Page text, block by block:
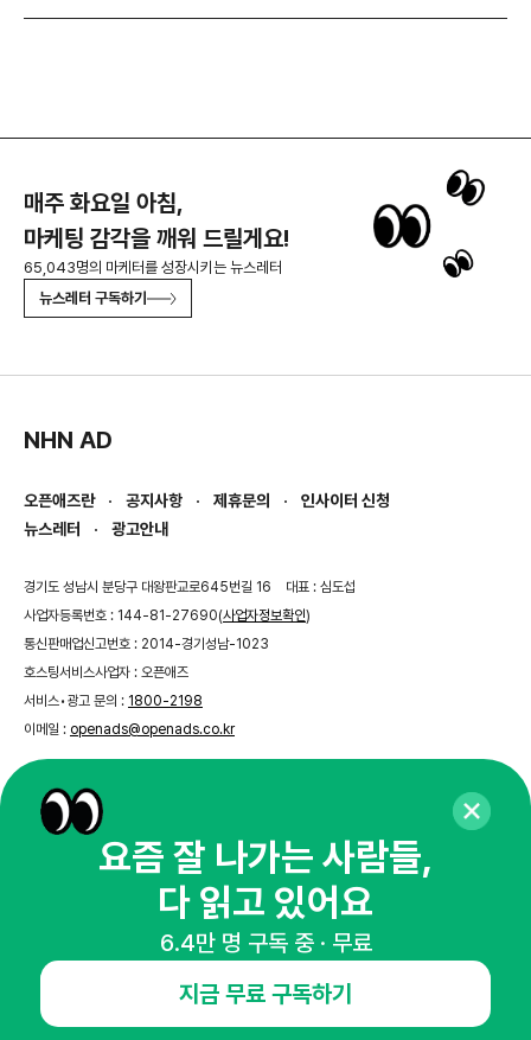
매주 화요일 아침,
마케팅 감각을 깨워 드릴게요!
65,043명의 마케터를 성장시키는 뉴스레터
뉴스레터 구독하기
NHN AD
오픈애즈란 공지사항 제휴문의
인사이터 신청
뉴스레터
광고안내
경기도 성남시 분당구 대왕판교로645번길 16
대표 : 심도섭
사업자등록번호 : 144-81-27690(사업자정보확인)
통신판매업신고번호 : 2014-경기성남-1023
호스팅서비스사업자 : 오픈애즈
서비스•광고 문의 : 1800-2198
이메일 : openads@openads.co.kr
이용약관개인정보처리방침
threadkakaotalk
© NHN AD. All rights reserved.
요즘 잘 나가는 사람들,
다 읽고 있어요
6.4만 명 구독 중 · 무료
지금 무료 구독하기